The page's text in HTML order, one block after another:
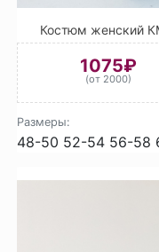
Костюм женский
1075₽
(от 2000)
Размеры:
48-50 52-54 56-58